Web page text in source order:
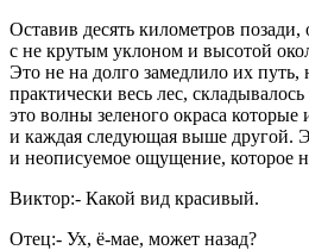
Оставив десять километров
с не крутым уклоном и высотой
Это не на долго замедлило их
практически весь лес,
это волны зеленого окраса которые
и каждая следующая выше другой.
и неописуемое ощущение, которое
Виктор:- Какой вид красивый.
Отец:- Ух, ё-мае, может назад?